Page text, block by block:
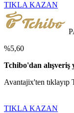
TIKLA KAZAN
%5,60
Tchibo'dan
Avantajix'ten tıklayıp
TIKLA KAZAN